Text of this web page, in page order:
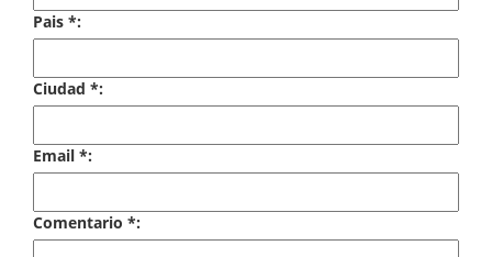
Física y Química
Física y química
historia
Pais *:
Ciudad *:
Email *:
Comentario *: